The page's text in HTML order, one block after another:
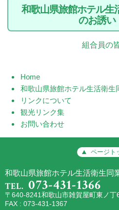
和歌山県旅館ホテル生
のお誘い
組合員の
Home
和歌山県旅館ホテル生活衛生
リンクについて
観光リンク集
お問い合わせ
ページト
和歌山県旅館ホテル生活衛生同
TEL. 073-431-1366
〒640-8241和歌山市雑賀屋町東ノ丁
FAX : 073-431-1367